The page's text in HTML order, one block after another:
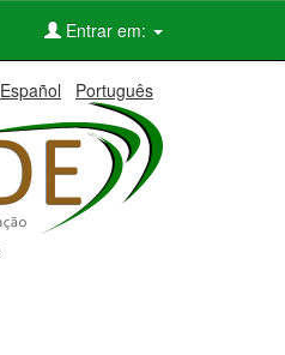
Entrar em:
Español Português